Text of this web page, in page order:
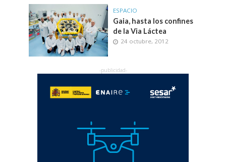
ESPACIO
Gaia, hasta los confines
de la Via Láctea
24 octubre, 2012